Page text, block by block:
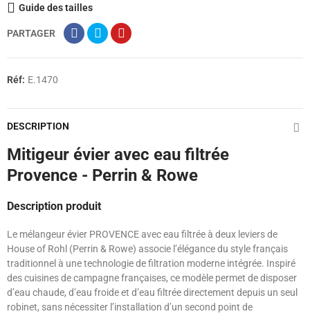
Guide des tailles
PARTAGER
Réf: E.1470
DESCRIPTION
Mitigeur évier avec eau filtrée
Provence - Perrin & Rowe
Description produit
Le mélangeur évier PROVENCE avec eau filtrée à deux leviers de
House of Rohl (Perrin & Rowe) associe l’élégance du style français
traditionnel à une technologie de filtration moderne intégrée. Inspiré
des cuisines de campagne françaises, ce modèle permet de disposer
d’eau chaude, d’eau froide et d’eau filtrée directement depuis un seul
robinet, sans nécessiter l’installation d’un second point de